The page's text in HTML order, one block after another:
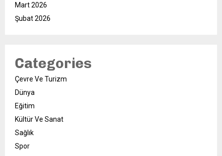
Mart 2026
Şubat 2026
Categories
Çevre Ve Turizm
Dünya
Eğitim
Kültür Ve Sanat
Sağlık
Spor